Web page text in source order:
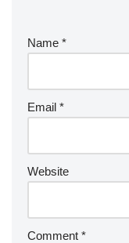
Name *
Email *
Website
Comment *